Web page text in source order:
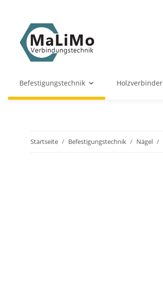
Befestigungstechnik Holzverbinder
Startseite Befestigungstechnik Nägel